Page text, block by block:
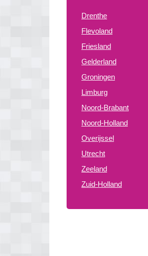
Drenthe
Flevoland
Friesland
Gelderland
Groningen
Limburg
Noord-Brabant
Noord-Holland
Overijssel
Utrecht
Zeeland
Zuid-Holland